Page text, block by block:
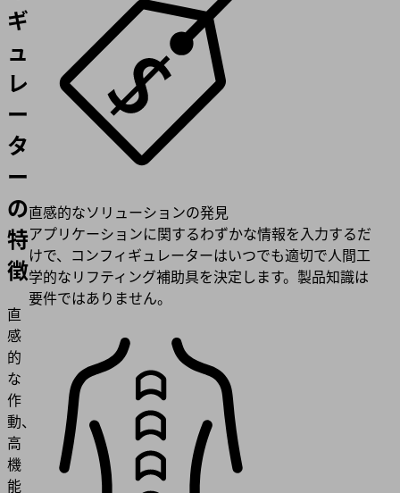
ギ
ュ
レ
ー
タ
ー
の
特
徴
直
感
的
な
作
動、
高
機
能
直感的なソリューションの発見
アプリケーションに関するわずかな情報を入力するだ
けで、コンフィギュレーターはいつでも適切で人間工
学的なリフティング補助具を決定します。製品知識は
要件ではありません。